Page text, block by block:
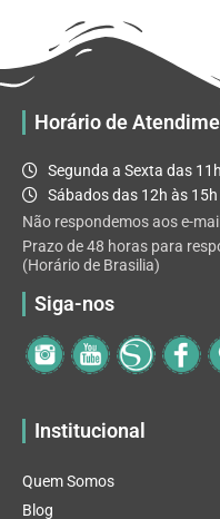
Horário de
Segunda a Sexta das
Sábados das 12h às 15h
Não respondemos aos e-
Prazo de 48 horas para
(Horário de Brasilia)
Siga-nos
Institucional
Quem Somos
Blog